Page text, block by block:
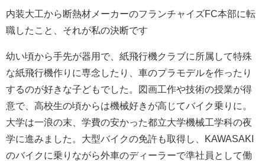
内装大工から断熱材メーカーのフランチャイズFC本部に転
職したこと、それが私の決断です
幼い頃から手先が器用で、紙飛行機クラブに所属して特殊
な紙飛行機作りに専念したり、車のプラモデルを作ったり
するのが好きな子どもでした。図画工作や技術の授業が得
意で、高校生の頃からは機械好きが高じてバイク乗りに。
大学は一浪の末、学費の安かった都立大学機械工学科の夜
学に進みました。大型バイクの免許も取得し、KAWASAKI
のバイクに乗りながら外車のディーラーで準社員として働